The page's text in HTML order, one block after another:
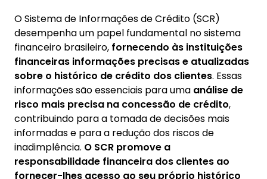
O Sistema de Informações de Crédito (SCR)
desempenha um papel fundamental no sistema
financeiro brasileiro, fornecendo às instituições
financeiras informações precisas e atualizadas
sobre o histórico de crédito dos clientes. Essas
informações são essenciais para uma análise de
risco mais precisa na concessão de crédito,
contribuindo para a tomada de decisões mais
informadas e para a redução dos riscos de
inadimplência. O SCR promove a
responsabilidade financeira dos clientes ao
fornecer-lhes acesso ao seu próprio histórico